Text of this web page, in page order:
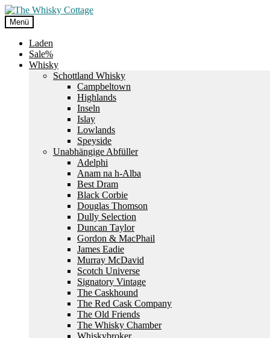
Zur
Navigation
springen
Zum
Inhalt
springen
Menü
Laden
Sale%
Whisky
Schottland Whisky
Campbeltown
Highlands
Inseln
Islay
Lowlands
Speyside
Unabhängige Abfüller
Adelphi
Anam na h-Alba
Best Dram
Black Corbie
Douglas Thomson
Dully Selection
Duncan Taylor
Gordon & MacPhail
James Eadie
Murray McDavid
Scotch Universe
Signatory Vintage
The Caskhound
The Red Cask Company
The Old Friends
The Whisky Chamber
Whiskybroker